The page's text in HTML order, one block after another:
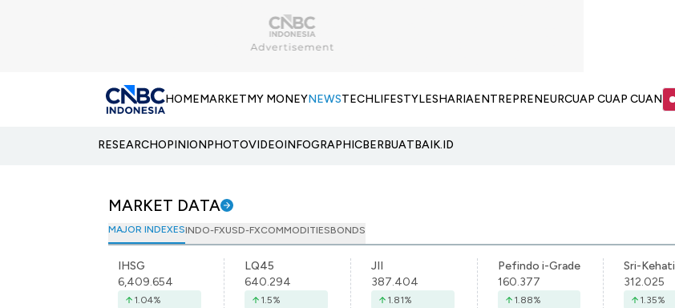
HOMEMARKETMY MONEYNEWSTECHLIFESTYLESHARIAENTREPRENEURCUAP CUAP CUAN
RESEARCHOPINIONPHOTOVIDEOINFOGRAPHICBERBUATBAIK.ID
MARKET DATA
MAJOR INDEXESINDO-FXUSD-FXCOMMODITIESBONDS
IHSG
6,409.654
1.04%
LQ45
640.294
1.5%
JII
387.404
1.81%
Pefindo i-Grade
160.377
1.88%
Sri-Kehati
312.025
1.35%